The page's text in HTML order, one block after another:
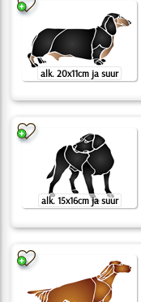
alk. 20x11cm ja suur
alk. 15x16cm ja suur